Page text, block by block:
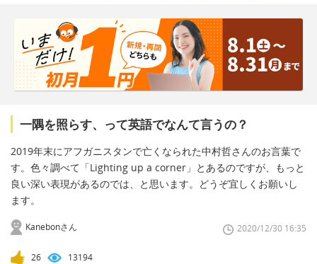
一隅を照らす、って英語でなんて言うの？
2019年末にアフガニスタンで亡くなられた中村哲さんのお言葉で
す。色々調べて「Lighting up a corner」とあるのですが、もっと
良い深い表現があるのでは、と思います。どうぞ宜しくお願いし
ます。
Kanebonさん 2020/12/30 16:35
26 13194